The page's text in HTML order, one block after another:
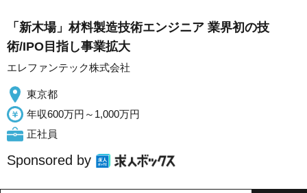
「新木場」材料製造技術エンジニア 業界初の技
術/IPO目指し事業拡大
エレファンテック株式会社
東京都
年収600万円～1,000万円
正社員
Sponsored by